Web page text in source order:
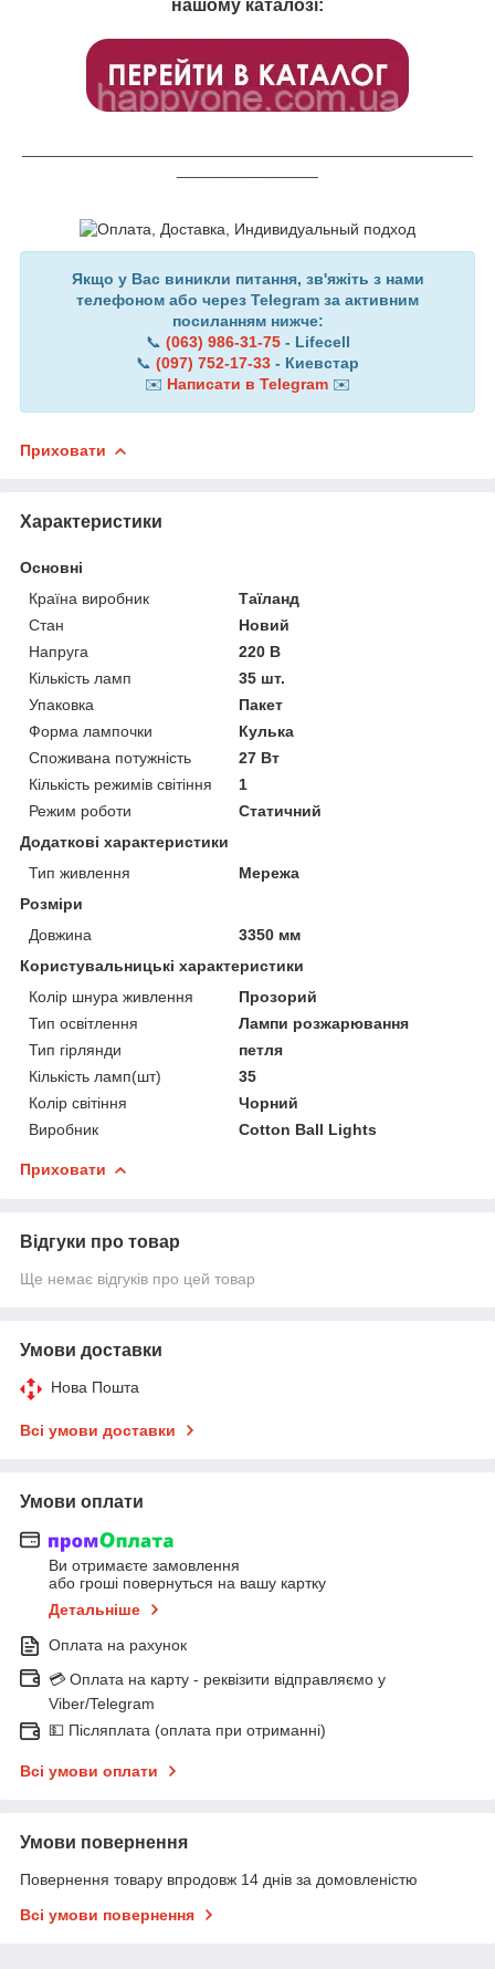
нашому каталозі:
Якщо у Вас виникли питання, зв'яжіть з нами
телефоном або через Telegram за активним
посиланням нижче:
📞 (063) 986-31-75- Lifecell
📞 (097) 752-17-33 - Киевстар
✉️ Написати в Telegram ✉️
Приховати
Характеристики
Основні
Країна виробник
Таїланд
Стан
Новий
Напруга
220 В
Кількість ламп
35 шт.
Упаковка
Пакет
Форма лампочки
Кулька
Споживана потужність
27 Вт
Кількість режимів світіння
1
Режим роботи
Статичний
Додаткові характеристики
Тип живлення
Мережа
Розміри
Довжина
3350 мм
Користувальницькі характеристики
Колір шнура живлення
Прозорий
Тип освітлення
Лампи розжарювання
Тип гірлянди
петля
Кількість ламп(шт)
35
Колір світіння
Чорний
Виробник
Cotton Ball Lights
Приховати
Відгуки про товар
Ще немає відгуків про цей товар
Умови доставки
Нова Пошта
Всі умови доставки
Умови оплати
Ви отримаєте замовлення
або гроші повернуться на вашу картку
Детальніше
Оплата на рахунок
💳 Оплата на карту - реквізити відправляємо у
Viber/Telegram
💵 Післяплата (оплата при отриманні)
Всі умови оплати
Умови повернення
Повернення товару впродовж 14 днів за домовленістю
Всі умови повернення